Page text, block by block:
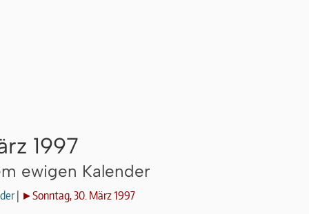
1997
ewigen Kalender
| ►Sonntag, 30. März 1997